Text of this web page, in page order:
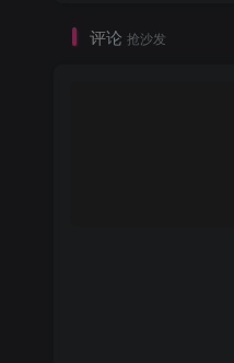
评论 抢沙发